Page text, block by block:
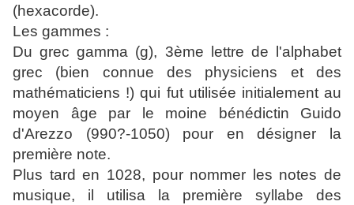
(hexacorde).
Les gammes :
Du grec gamma (g), 3ème lettre de l'alphabet
grec (bien connue des physiciens et des
mathématiciens !) qui fut utilisée initialement au
moyen âge par le moine bénédictin Guido
d'Arezzo (990?-1050) pour en désigner la
première note.
Plus tard en 1028, pour nommer les notes de
musique, il utilisa la première syllabe des